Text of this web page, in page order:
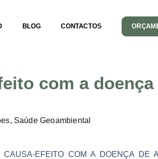
BLOG CONTACTOS
com a doença
, Saúde Geoambiental
EFEITO COM A DOENÇA DE